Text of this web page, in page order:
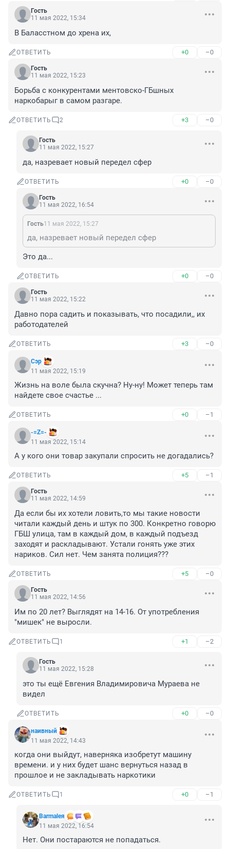
Гость
11 мая 2022, 15:34
В Баласстном до хрена их,
ОТВЕТИТЬ +0 –0
Гость
11 мая 2022, 15:23
Борьба с конкурентами ментовско-ГБшных
наркобарыг в самом разгаре.
ОТВЕТИТЬ 2 +3 –0
Гость
11 мая 2022, 15:27
да, назревает новый передел сфер
ОТВЕТИТЬ +0 –0
Гость
11 мая 2022, 16:54
Гость11 мая 2022, 15:27
да, назревает новый передел сфер
Это да...
ОТВЕТИТЬ +0 –0
Гость
11 мая 2022, 15:22
Давно пора садить и показывать, что посадили,, их
работодателей
ОТВЕТИТЬ +3 –0
Сэр
11 мая 2022, 15:19
Жизнь на воле была скучна? Ну-ну! Может теперь там
найдете свое счастье ...
ОТВЕТИТЬ +0 –1
-=Z=-
11 мая 2022, 15:14
А у кого они товар закупали спросить не догадались?
ОТВЕТИТЬ +5 –1
Гость
11 мая 2022, 14:59
Да если бы их хотели ловить,то мы такие новости
читали каждый день и штук по 300. Конкретно говорю
ГБШ улица, там в каждый дом, в каждый подъезд
заходят и раскладывают. Устали гонять уже этих
нариков. Сил нет. Чем занята полиция???
ОТВЕТИТЬ +5 –0
Гость
11 мая 2022, 14:56
Им по 20 лет? Выглядят на 14-16. От употребления
"мишек" не выросли.
ОТВЕТИТЬ 1 +1 –2
Гость
11 мая 2022, 15:28
это ты ещё Евгения Владимировича Мураева не
видел
ОТВЕТИТЬ +0 –0
наивный
11 мая 2022, 14:43
когда они выйдут, наверняка изобретут машину
времени. и у них будет шанс вернуться назад в
прошлое и не закладывать наркотики
ОТВЕТИТЬ 1 +0 –1
Barmaleя
11 мая 2022, 16:54
Нет. Они постараются не попадаться.